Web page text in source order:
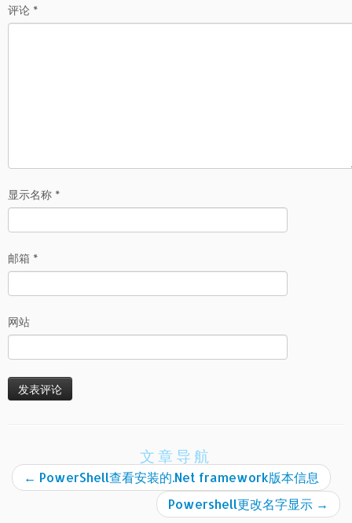
评论 *
显示名称 *
邮箱 *
网站
文章导航
← PowerShell查看安装的.Net framework版本信息
Powershell更改名字显示 →